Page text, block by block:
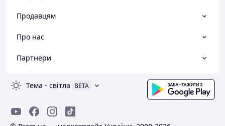
Продавцям
Про нас
Партнери
Тема - світла BETA